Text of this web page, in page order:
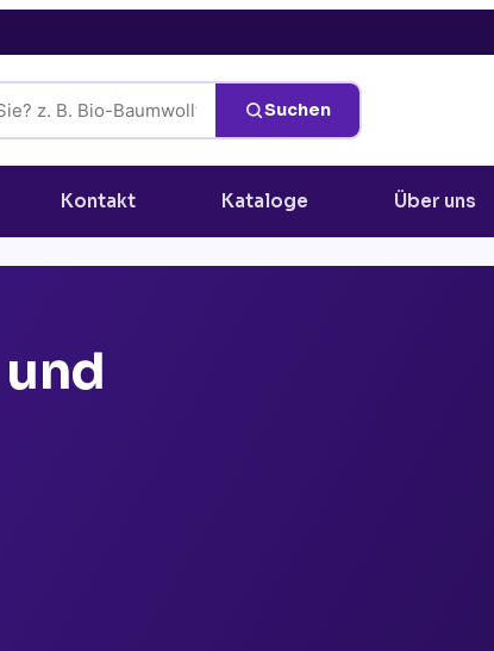
Suchen
Kontakt Kataloge Über uns